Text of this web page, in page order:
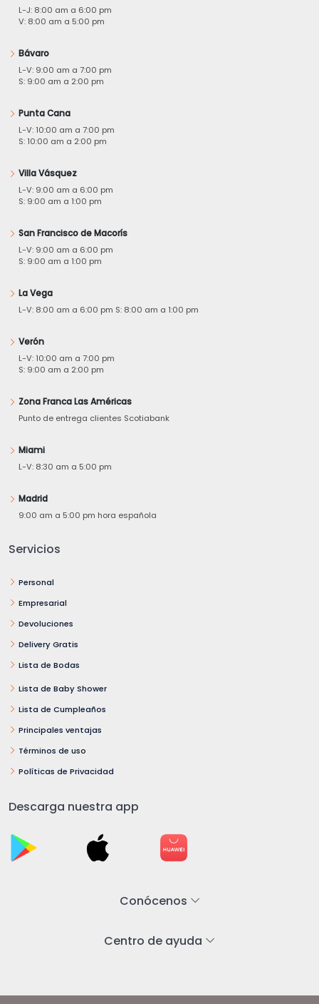
L-J: 8:00 am a 6:00 pm
V: 8:00 am a 5:00 pm
Bávaro
L-V: 9:00 am a 7:00 pm
S: 9:00 am a 2:00 pm
Punta Cana
L-V: 10:00 am a 7:00 pm
S: 10:00 am a 2:00 pm
Villa Vásquez
L-V: 9:00 am a 6:00 pm
S: 9:00 am a 1:00 pm
San Francisco de Macorís
L-V: 9:00 am a 6:00 pm
S: 9:00 am a 1:00 pm
La Vega
L-V: 8:00 am a 6:00 pm S: 8:00 am a 1:00 pm
Verón
L-V: 10:00 am a 7:00 pm
S: 9:00 am a 2:00 pm
Zona Franca Las Américas
Punto de entrega clientes Scotiabank
Miami
L-V: 8:30 am a 5:00 pm
Madrid
9:00 am a 5:00 pm hora española
Servicios
Personal
Empresarial
Devoluciones
Delivery Gratis
Lista de Bodas
Lista de Baby Shower
Lista de Cumpleaños
Principales ventajas
Términos de uso
Políticas de Privacidad
Descarga nuestra app
Conócenos
Centro de ayuda